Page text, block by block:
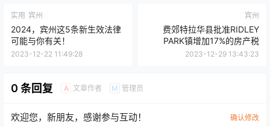
实用 宾州
2024，宾州这5条新生效法律
可能与你有关！
2023-12-22 11:49:28
宾州
费郊特拉华县批准RIDLEY
PARK镇增加17%的房产税
2023-12-29 13:43:23
0 条回复 A 文章作者 M 管理员
欢迎您，新朋友，感谢参与互动！ 确认修改